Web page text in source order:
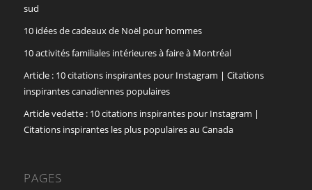
sud
10 idées de cadeaux de Noël pour hommes
10 activités familiales intérieures à faire à Montréal
Article : 10 citations inspirantes pour Instagram | Citations
inspirantes canadiennes populaires
Article vedette : 10 citations inspirantes pour Instagram |
Citations inspirantes les plus populaires au Canada
PAGES